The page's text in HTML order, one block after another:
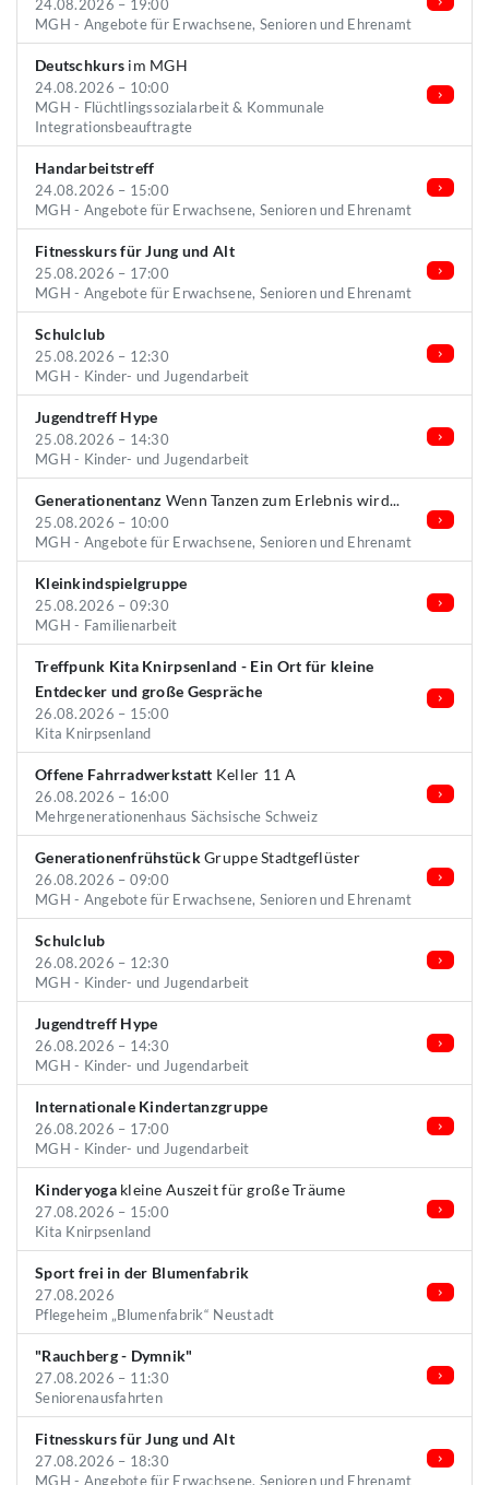
24.08.2026 – 19:00
MGH - Angebote für Erwachsene, Senioren und Ehrenamt
Deutschkurs im MGH
24.08.2026 – 10:00
MGH - Flüchtlingssozialarbeit & Kommunale
Integrationsbeauftragte
Handarbeitstreff
24.08.2026 – 15:00
MGH - Angebote für Erwachsene, Senioren und Ehrenamt
Fitnesskurs für Jung und Alt
25.08.2026 – 17:00
MGH - Angebote für Erwachsene, Senioren und Ehrenamt
Schulclub
25.08.2026 – 12:30
MGH - Kinder- und Jugendarbeit
Jugendtreff Hype
25.08.2026 – 14:30
MGH - Kinder- und Jugendarbeit
Generationentanz Wenn Tanzen zum Erlebnis wird...
25.08.2026 – 10:00
MGH - Angebote für Erwachsene, Senioren und Ehrenamt
Kleinkindspielgruppe
25.08.2026 – 09:30
MGH - Familienarbeit
Treffpunk Kita Knirpsenland - Ein Ort für kleine
Entdecker und große Gespräche
26.08.2026 – 15:00
Kita Knirpsenland
Offene Fahrradwerkstatt Keller 11 A
26.08.2026 – 16:00
Mehrgenerationenhaus Sächsische Schweiz
GenerationenfrühstückGruppe Stadtgeflüster
26.08.2026 – 09:00
MGH - Angebote für Erwachsene, Senioren und Ehrenamt
Schulclub
26.08.2026 – 12:30
MGH - Kinder- und Jugendarbeit
Jugendtreff Hype
26.08.2026 – 14:30
MGH - Kinder- und Jugendarbeit
Internationale Kindertanzgruppe
26.08.2026 – 17:00
MGH - Kinder- und Jugendarbeit
Kinderyoga kleine Auszeit für große Träume
27.08.2026 – 15:00
Kita Knirpsenland
Sport frei in der Blumenfabrik
27.08.2026
Pflegeheim „Blumenfabrik“ Neustadt
"Rauchberg - Dymnik"
27.08.2026 – 11:30
Seniorenausfahrten
Fitnesskurs für Jung und Alt
27.08.2026 – 18:30
MGH - Angebote für Erwachsene, Senioren und Ehrenamt